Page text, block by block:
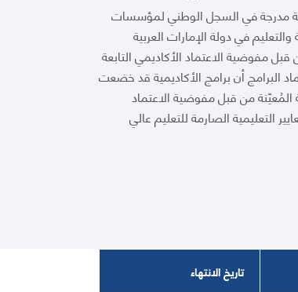
مدرجة في السجل الوطني لمؤسسات
في دولة الإمارات العربية
مفوضية الاعتماد الأكاديمي التابعة
البرامج أن برامج الأكاديمية قد خضعت
من قبل مفوضية الاعتماد
التعليمية الصارمة للتعليم عالي
تاريخ الانتهاء